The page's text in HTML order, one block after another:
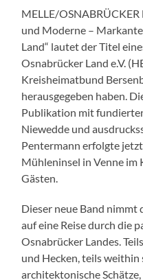
MELLE/
und Moderne –
Land“ lautet der Titel
Osnabrücker Land e.V.
Kreisheimatbund
herausgegeben haben.
Publikation mit
Niewedde und
Pentermann erfolgte
Mühleninsel in Venne im
Gästen.
Dieser neue Band nimmt
auf eine Reise durch die
Osnabrücker Landes.
und Hecken, teils weithin
architektonische